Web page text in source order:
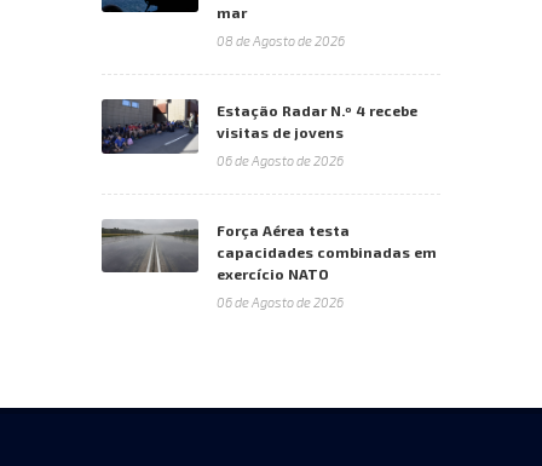
mar
08 de Agosto de 2026
Estação Radar N.º 4 recebe
visitas de jovens
06 de Agosto de 2026
Força Aérea testa
capacidades combinadas em
exercício NATO
06 de Agosto de 2026